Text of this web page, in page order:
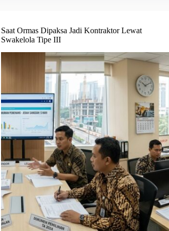
Saat Ormas Dipaksa Jadi Kontraktor Lewat
Swakelola Tipe III